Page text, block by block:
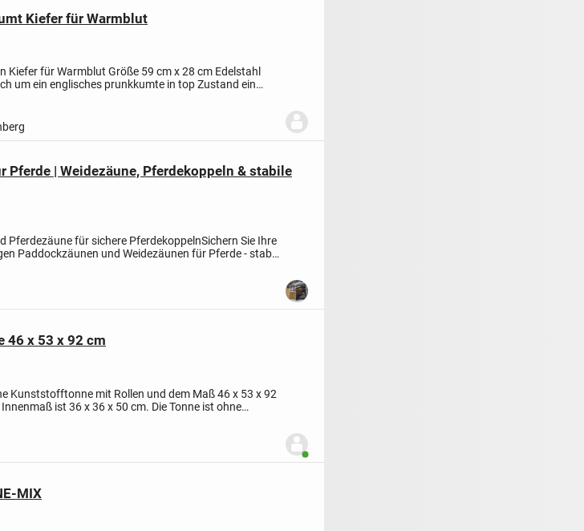
Kiefer für Warmblut
Kiefer für Warmblut Größe 59 cm x 28 cm Edelstahl
um ein englisches prunkkumte in top Zustand ein
auch vorhanden
Pferde | Weidezäune, Pferdekoppeln & stabile
Pferdezäune für sichere PferdekoppelnSichern Sie Ihre
Paddockzäunen und Weidezäunen für Pferde - stabil,
montieren.
46 x 53 x 92 cm
Kunststofftonne mit Rollen und dem Maß 46 x 53 x 92
ist 36 x 36 x 50 cm. Die Tonne ist ohne
und kann als Futtertonn...
Benutzer ist online
MIX